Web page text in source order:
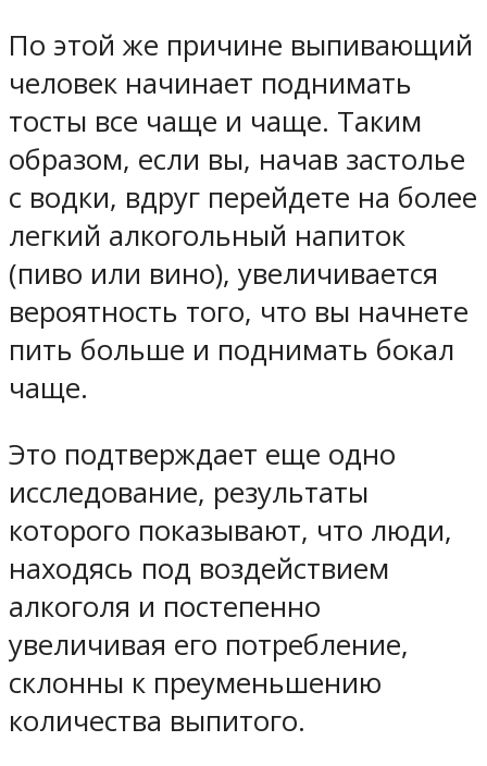
По этой же причине выпивающий
человек начинает поднимать
тосты все чаще и чаще. Таким
образом, если вы, начав застолье
с водки, вдруг перейдете на более
легкий алкогольный напиток
(пиво или вино), увеличивается
вероятность того, что вы начнете
пить больше и поднимать бокал
чаще.
Это подтверждает еще одно
исследование, результаты
которого показывают, что люди,
находясь под воздействием
алкоголя и постепенно
увеличивая его потребление,
склонны к преуменьшению
количества выпитого.